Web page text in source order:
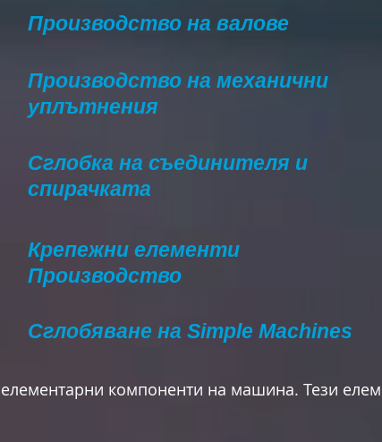
Производство на валове
Производство на механични
уплътнения
Сглобка на съединителя и
спирачката
Крепежни елементи
Производство
Сглобяване на Simple Machines
компоненти на машина. Тези